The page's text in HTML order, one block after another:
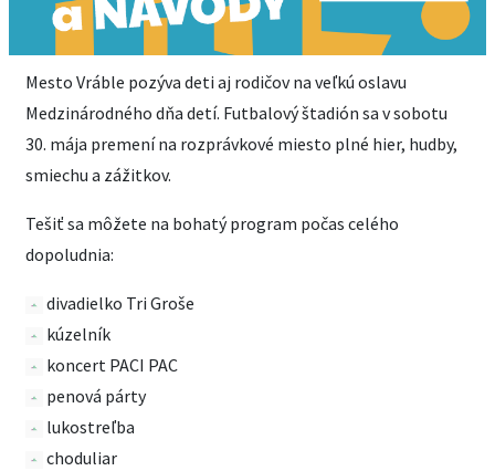
Mesto Vráble pozýva deti aj rodičov na veľkú oslavu
Medzinárodného dňa detí. Futbalový štadión sa v sobotu
30. mája premení na rozprávkové miesto plné hier, hudby,
smiechu a zážitkov.
Tešiť sa môžete na bohatý program počas celého
dopoludnia:
divadielko Tri Groše
kúzelník
koncert PACI PAC
penová párty
lukostreľba
choduliar